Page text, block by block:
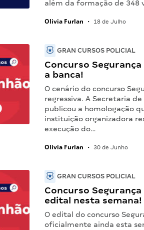
além da formação de 348
Olivia Furlan • 18 de Julho
GRAN CURSOS POLICIAL
Concurso Segurança
a banca!
O cenário do concurso
regressiva. A Secretaria
publicou a homologação
instituição organizadora
execução do…
Olivia Furlan • 30 de Junho
GRAN CURSOS POLICIAL
Concurso
edital nesta semana!
O edital do concurso
oficialmente ainda esta